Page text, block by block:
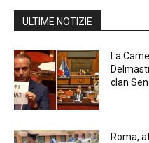
ULTIME NOTIZIE
La
clan
Roma,